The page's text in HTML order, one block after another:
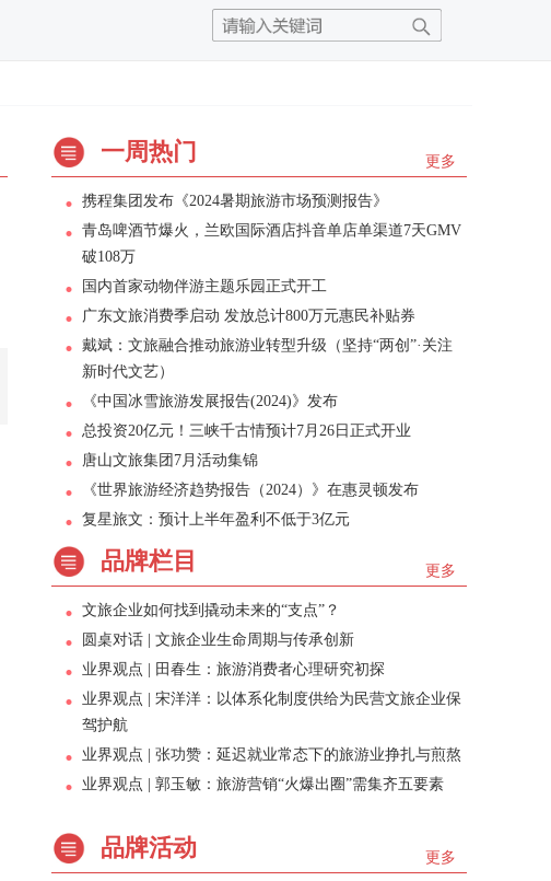
更多
一周热门
携程集团发布《2024暑期旅游市场预测报告》
青岛啤酒节爆火，兰欧国际酒店抖音单店单渠道7天GMV
破108万
国内首家动物伴游主题乐园正式开工
广东文旅消费季启动 发放总计800万元惠民补贴券
戴斌：文旅融合推动旅游业转型升级（坚持“两创”·关注
新时代文艺）
《中国冰雪旅游发展报告(2024)》发布
总投资20亿元！三峡千古情预计7月26日正式开业
唐山文旅集团7月活动集锦
《世界旅游经济趋势报告（2024）》在惠灵顿发布
复星旅文：预计上半年盈利不低于3亿元
更多
品牌栏目
文旅企业如何找到撬动未来的“支点”？
圆桌对话 | 文旅企业生命周期与传承创新
业界观点 | 田春生：旅游消费者心理研究初探
业界观点 | 宋洋洋：以体系化制度供给为民营文旅企业保
驾护航
业界观点 | 张功赞：延迟就业常态下的旅游业挣扎与煎熬
业界观点 | 郭玉敏：旅游营销“火爆出圈”需集齐五要素
更多
品牌活动